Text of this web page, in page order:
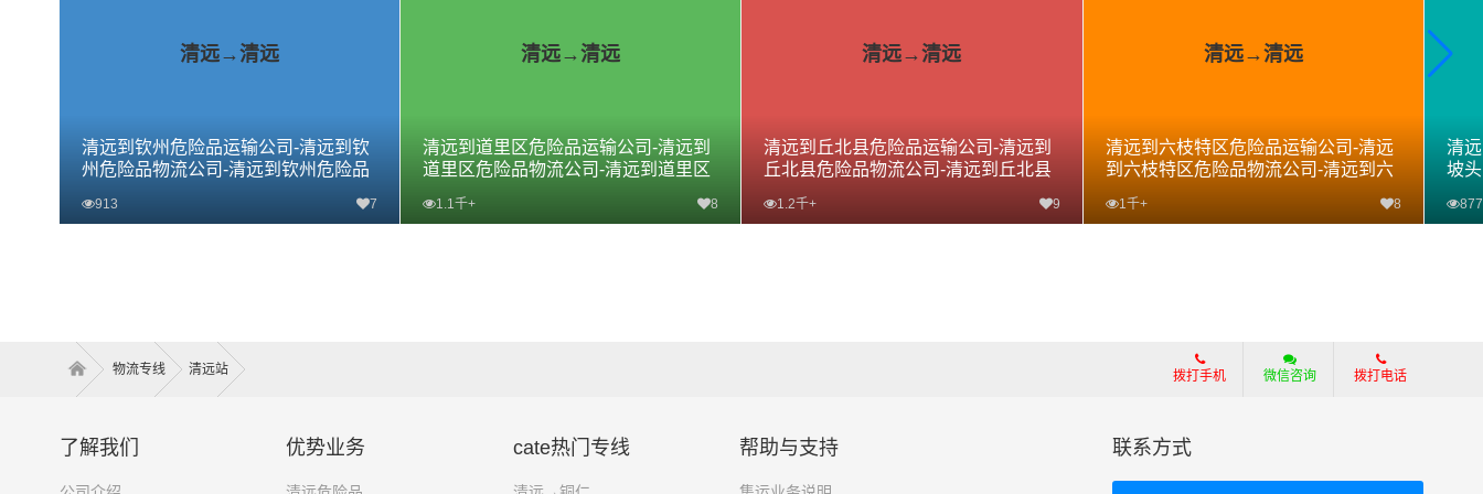
清远→清远
清远到钦州危险品运输公司-清远到钦
州危险品物流公司-清远到钦州危险品
913 7
清远→清远
清远到道里区危险品运输公司-清远到
道里区危险品物流公司-清远到道里区
1.1千+ 8
清远→清远
清远到丘北县危险品运输公司-清远到
丘北县危险品物流公司-清远到丘北县
1.2千+ 9
清远→清远
清远到六枝特区危险品运输公司-清远
到六枝特区危险品物流公司-清远到六
1千+ 8
清
坡
877
物流专线 清远站 拨打手机 微信咨询 拨打电话
了解我们 优势业务 cate热门专线 帮助与支持 联系方式